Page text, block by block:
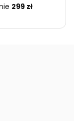
299 zł